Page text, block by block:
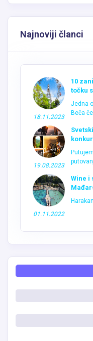
Najnoviji članci
18.11.2023
10
točku
Jedna
Beča
19.08.2023
01.11.2022
Wine i